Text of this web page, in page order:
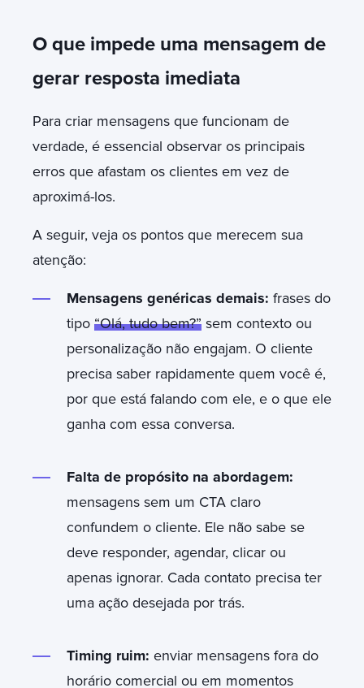
O que impede uma mensagem de
gerar resposta imediata
Para criar mensagens que funcionam de
verdade, é essencial observar os principais
erros que afastam os clientes em vez de
aproximá-los.
A seguir, veja os pontos que merecem sua
atenção:
Mensagens genéricas demais: frases do
tipo “Olá, tudo bem?” sem contexto ou
personalização não engajam. O cliente
precisa saber rapidamente quem você é,
por que está falando com ele, e o que ele
ganha com essa conversa.
Falta de propósito na abordagem:
mensagens sem um CTA claro
confundem o cliente. Ele não sabe se
deve responder, agendar, clicar ou
apenas ignorar. Cada contato precisa ter
uma ação desejada por trás.
Timing ruim: enviar mensagens fora do
horário comercial ou em momentos